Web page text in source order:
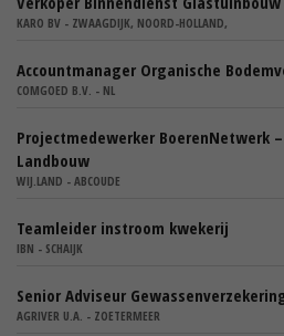
KARO BV - ZWAAGDIJK, NOORD-HOLLAND,
Accountmanager Organische
COMGOED B.V. - NL
Projectmedewerker BoerenNetwerk
Landbouw
WIJ.LAND - ABCOUDE
Teamleider instroom kwekerij
IBN - SCHAIJK
Senior Adviseur
AGRIVER U.A. - ZOETERMEER